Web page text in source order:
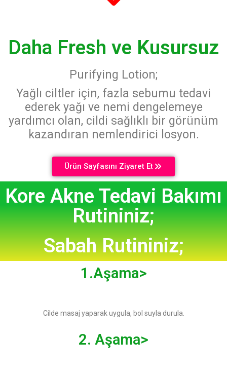
Daha Fresh ve Kusursuz
Purifying Lotion;
Yağlı ciltler için, fazla sebumu tedavi
ederek yağı ve nemi dengelemeye
yardımcı olan, cildi sağlıklı bir görünüm
kazandıran nemlendirici losyon.
Ürün Sayfasını Ziyaret Et
Kore Akne Tedavi Bakımı
Rutininiz;
Sabah Rutininiz;
1.Aşama>
Cilde masaj yaparak uygula, bol suyla durula.
2. Aşama>